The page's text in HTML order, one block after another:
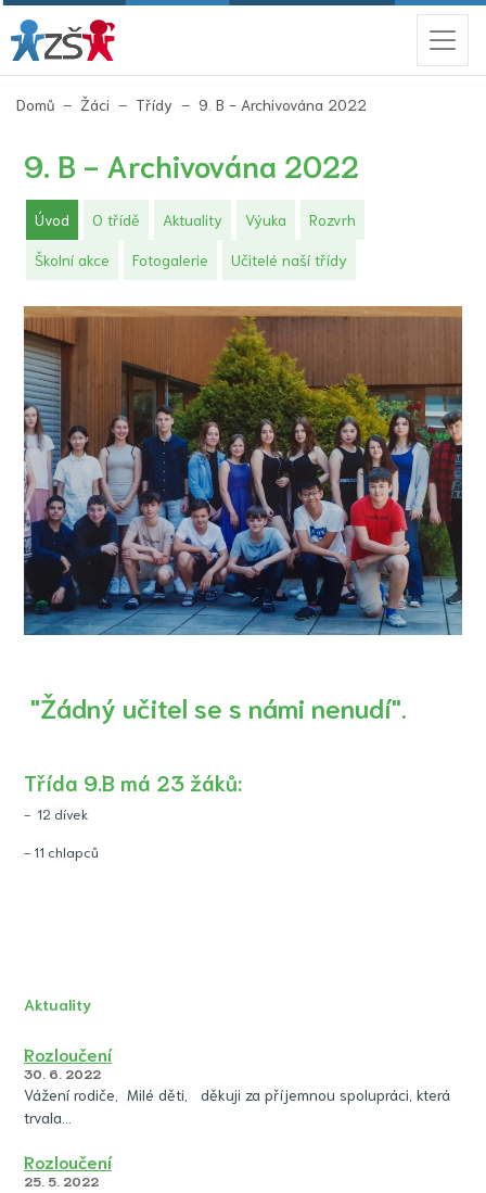
Domů Žáci Třídy 9. B - Archivována 2022
9. B - Archivována 2022
Úvod (aktuální)
O třídě Aktuality Výuka Rozvrh
Školní akce Fotogalerie Učitelé naší třídy
"Žádný učitel se s námi nenudí".
Třída 9.B má 23 žáků:
- 12 dívek
- 11 chlapců
Aktuality
Rozloučení
30. 6. 2022
Vážení rodiče, Milé děti, děkuji za příjemnou spolupráci, která
trvala…
Rozloučení
25. 5. 2022